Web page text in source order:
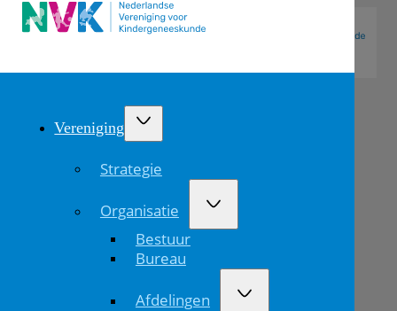
Vereniging
Strategie
Organisatie
Bestuur
Bureau
Afdelingen